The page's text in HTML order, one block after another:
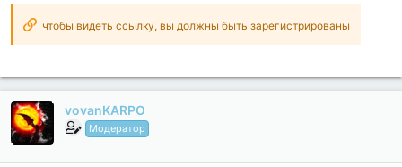
Google Play Store install package check disabled;
Debug code removed;
files;
Analytics /...
чтобы видеть ссылку, вы должны быть зарегистрированы
vovanKARPO
Модератор